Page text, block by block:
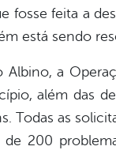
fosse feita a
está sendo
a
além das
Todas as
de 200